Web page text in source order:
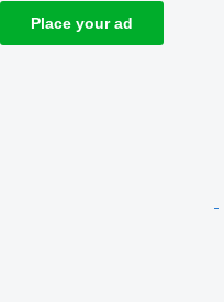
Place your ad